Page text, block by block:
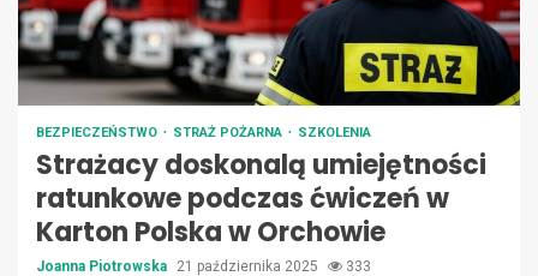
BEZPIECZEŃSTWO STRAŻ POŻARNA SZKOLENIA
Strażacy doskonalą umiejętności
ratunkowe podczas ćwiczeń w
Karton Polska w Orchowie
Joanna Piotrowska 21 października 2025 333